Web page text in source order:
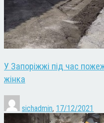
У Запоріжжі під час
жінка
sichadmin, 17/12/2021